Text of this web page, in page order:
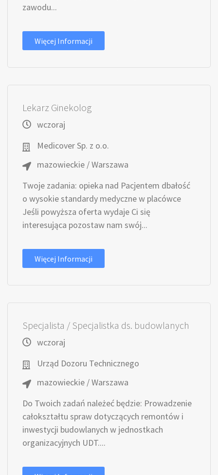
zawodu...
Więcej Informacji
Lekarz Ginekolog
wczoraj
Medicover Sp. z o.o.
mazowieckie / Warszawa
Twoje zadania: opieka nad Pacjentem dbałość
o wysokie standardy medyczne w placówce
Jeśli powyższa oferta wydaje Ci się
interesująca pozostaw nam swój...
Więcej Informacji
Specjalista / Specjalistka ds. budowlanych
wczoraj
Urząd Dozoru Technicznego
mazowieckie / Warszawa
Do Twoich zadań należeć będzie: Prowadzenie
całokształtu spraw dotyczących remontów i
inwestycji budowlanych w jednostkach
organizacyjnych UDT....